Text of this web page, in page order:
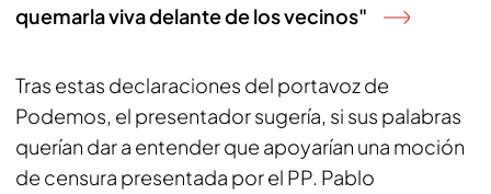
quemarla viva delante de los vecinos"
Tras estas declaraciones del portavoz de
Podemos, el presentador sugería, si sus palabras
querían dar a entender que apoyarían una moción
de censura presentada por el PP. Pablo